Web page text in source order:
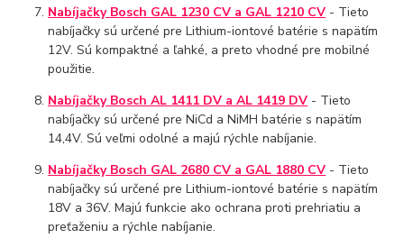
Nabíjačky Bosch GAL 1230 CV a GAL 1210 CV - Tieto
nabíjačky sú určené pre Lithium-iontové batérie s napätím
12V. Sú kompaktné a ľahké, a preto vhodné pre mobilné
použitie.
Nabíjačky Bosch AL 1411 DV a AL 1419 DV - Tieto
nabíjačky sú určené pre NiCd a NiMH batérie s napätím
14,4V. Sú veľmi odolné a majú rýchle nabíjanie.
Nabíjačky Bosch GAL 2680 CV a GAL 1880 CV - Tieto
nabíjačky sú určené pre Lithium-iontové batérie s napätím
18V a 36V. Majú funkcie ako ochrana proti prehriatiu a
preťaženiu a rýchle nabíjanie.